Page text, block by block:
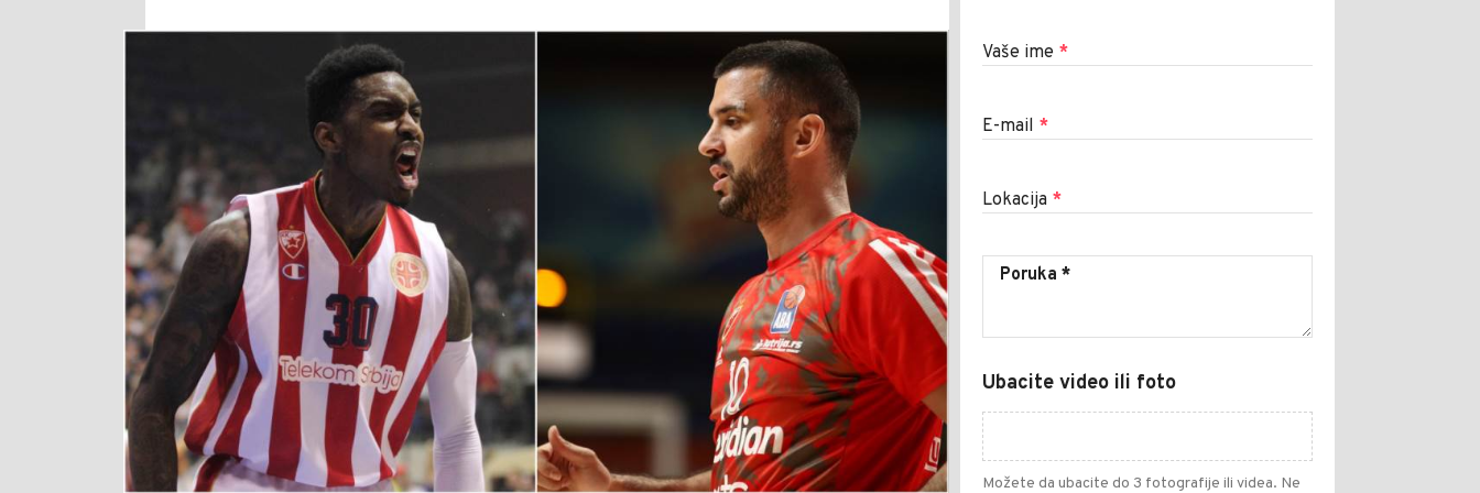
Vaše ime *
E-mail *
Lokacija *
Ubacite video ili foto
Možete da ubacite do 3 fotografije ili videa. Ne